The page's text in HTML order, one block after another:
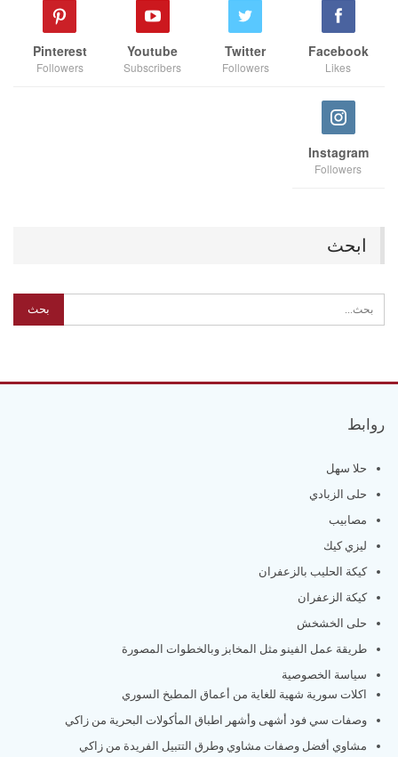
Facebook
Likes
Twitter
Followers
Youtube
Subscribers
Pinterest
Followers
Instagram
Followers
ابحث
روابط
حلا سهل
حلى الزبادي
مصابيب
ليزي كيك
كيكة الحليب بالزعفران
كيكة الزعفران
حلى الخشخش
طريقة عمل الفينو مثل المخابز وبالخطوات المصورة
سياسة الخصوصية
اكلات سورية شهية للغاية من أعماق المطبخ السوري
وصفات سي فود أشهى وأشهر اطباق المأكولات البحرية من زاكي
مشاوي أفضل وصفات مشاوي وطرق التتبيل الفريدة من زاكي